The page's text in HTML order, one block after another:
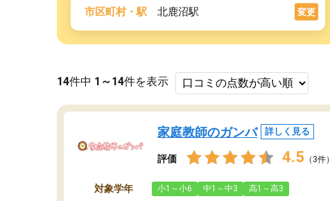
市区町村・駅 北鹿沼駅 変更
14件中 1～14件を表示
家庭教師のガンバ 詳しく見る
評価 4.5 （3件）
対象学年 小1～小6 中1～中3 高1～高3